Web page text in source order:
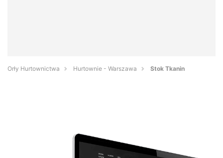
Orły Hurtownictwa Hurtownie - Warszawa Stok Tkanin